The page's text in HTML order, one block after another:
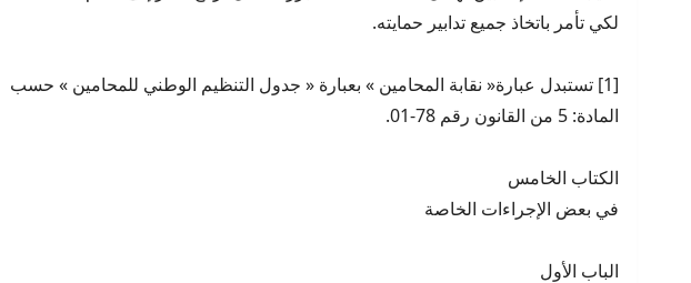
لكي تأمر باتخاذ جميع تدابير حمايته.
[1] تستبدل عبارة« نقابة المحامين » بعبارة « جدول التنظيم الوطني للمحامين » حسب
المادة: 5 من القانون رقم 78-01.
الكتاب الخامس
في بعض الإجراءات الخاصة
الباب الأول